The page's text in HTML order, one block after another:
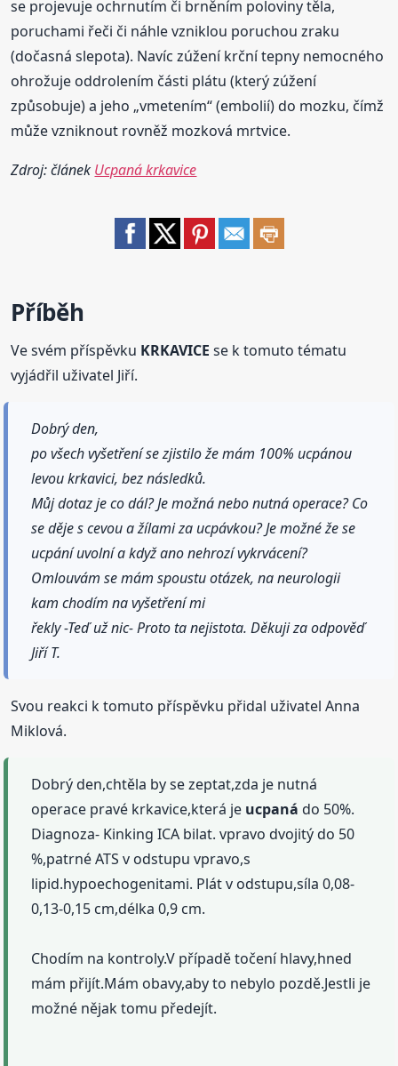
se projevuje ochrnutím či brněním poloviny těla,
poruchami řeči či náhle vzniklou poruchou zraku
(dočasná slepota). Navíc zúžení krční tepny nemocného
ohrožuje oddrolením části plátu (který zúžení
způsobuje) a jeho „vmetením“ (embolií) do mozku, čímž
může vzniknout rovněž mozková mrtvice.
Zdroj: článek Ucpaná krkavice
Příběh
Ve svém příspěvku KRKAVICE se k tomuto tématu
vyjádřil uživatel Jiří.
Dobrý den,
po všech vyšetření se zjistilo že mám 100% ucpánou
levou krkavici, bez následků.
Můj dotaz je co dál? Je možná nebo nutná operace? Co
se děje s cevou a žílami za ucpávkou? Je možné že se
ucpání uvolní a když ano nehrozí vykrvácení?
Omlouvám se mám spoustu otázek, na neurologii
kam chodím na vyšetření mi
řekly -Teď už nic- Proto ta nejistota. Děkuji za odpověď
Jiří T.
Svou reakci k tomuto příspěvku přidal uživatel Anna
Miklová.
Dobrý den,chtěla by se zeptat,zda je nutná
operace pravé krkavice,která je ucpaná do 50%.
Diagnoza- Kinking ICA bilat. vpravo dvojitý do 50
%,patrné ATS v odstupu vpravo,s
lipid.hypoechogenitami. Plát v odstupu,síla 0,08-
0,13-0,15 cm,délka 0,9 cm.
Chodím na kontroly.V případě točení hlavy,hned
mám přijít.Mám obavy,aby to nebylo pozdě.Jestli je
možné nějak tomu předejít.